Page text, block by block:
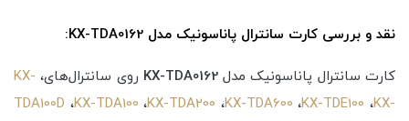
نقد و بررسی کارت سانترال پاناسونیک مدل KX-TDA0162:
کارت سانترال پاناسونیک مدلKX-TDA0162 روی سانترال‌های، KX-
TDA100D ،KX-TDA100 ،KX-TDA200 ،KX-TDA600 ،KX-TDE100 ،KX-